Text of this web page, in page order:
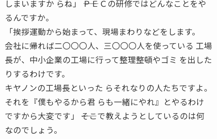
しまいますか らね」 ――ＰＥＣの研修ではどんなことをや
るんですか。
「挨拶運動から始まって、現場まわりなどをします。
会社に帰れば二〇〇〇人、三〇〇〇人を使っている 工場
長が、中小企業の工場に行って整理整頓やゴミ を出した
りするわけです。
キヤノンの工場長といった らそれなりの人たちですよ。
それを『僕もやるから君 らも一緒にやれ』とやるわけ
ですから大変です」 ――そこで教えようとしているのは何
なのでしょう。